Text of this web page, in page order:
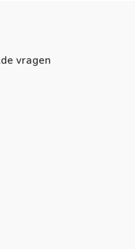
vragen